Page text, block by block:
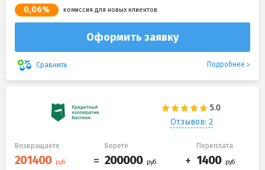
0,06% комиссия для новых клиентов
Оформить заявку
Сравнить Подробнее
Отзывов: 2
Возвращаете Берете Переплата